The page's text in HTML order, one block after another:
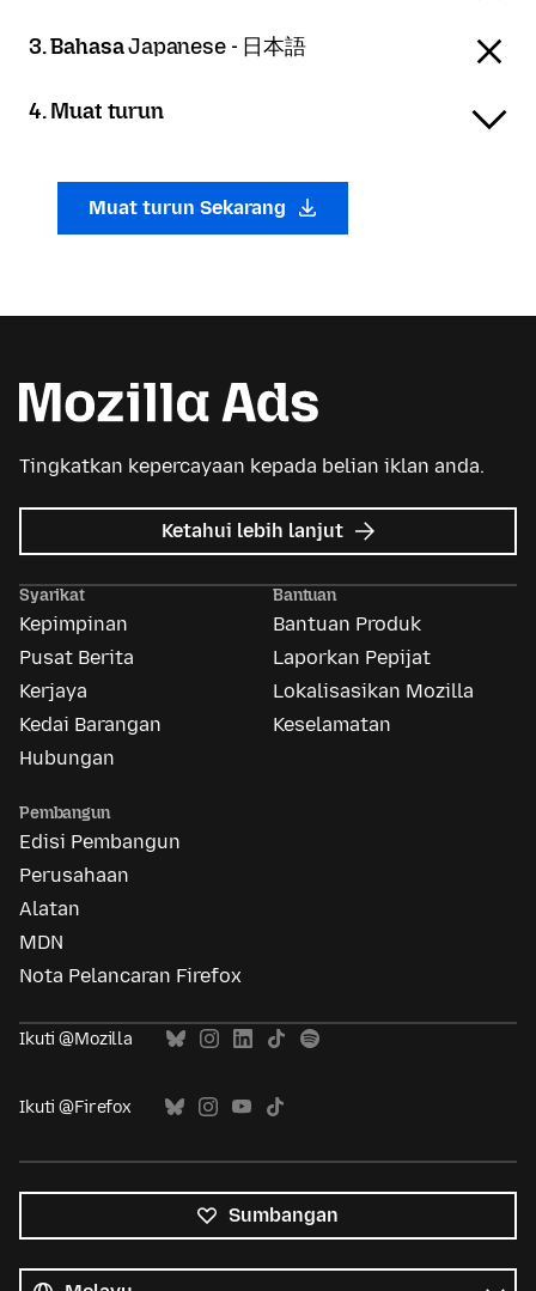
3. BahasaJapanese - 日本語
4. Muat turun
Muat turun Sekarang
Tingkatkan kepercayaan kepada belian iklan anda.
Ketahui lebih lanjut tentang
Iklan
Syarikat
Kepimpinan
Pusat Berita
Kerjaya
Kedai Barangan
Hubungan
Bantuan
Bantuan Produk
Laporkan Pepijat
Lokalisasikan Mozilla
Keselamatan
Pembangun
Edisi Pembangun
Perusahaan
Alatan
MDN
Nota Pelancaran Firefox
Ikuti @Mozilla
Ikuti @Firefox
Sumbangan
bahasa
Bahasa